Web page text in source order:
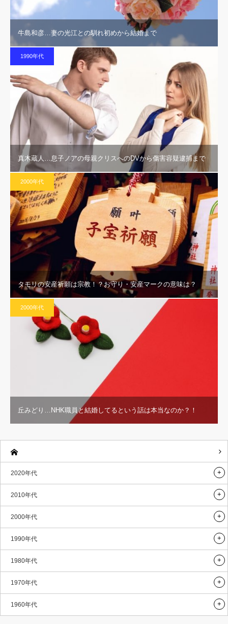
牛島和彦…妻の光江との馴れ初めから結婚まで
1990年代
真木蔵人…息子ノアの母親クリスへのDVから傷害容疑逮捕まで
2000年代
タモリの安産祈願は宗教！？お守り・安産マークの意味は？
2000年代
丘みどり…NHK職員と結婚してるという話は本当なのか？！
2020年代
2010年代
2000年代
1990年代
1980年代
1970年代
1960年代